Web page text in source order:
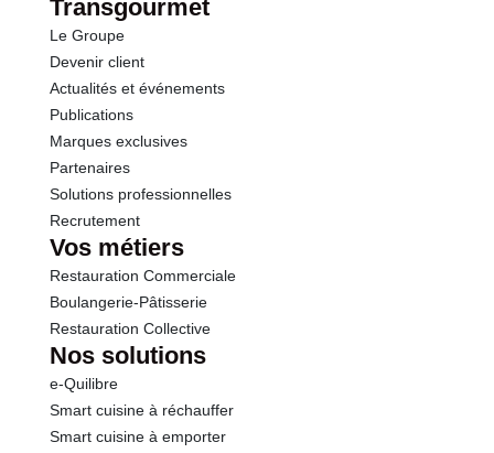
Protéines
Sel
Transgourmet
Le Groupe
Devenir client
Actualités et événements
Publications
Marques exclusives
Partenaires
Solutions professionnelles
Recrutement
Vos métiers
Restauration Commerciale
Boulangerie-Pâtisserie
Restauration Collective
Nos solutions
e-Quilibre
Smart cuisine à réchauffer
Smart cuisine à emporter